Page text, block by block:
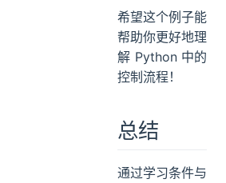
希望这个例子能
帮助你更好地理
解 Python 中的
控制流程！
总结
通过学习条件与